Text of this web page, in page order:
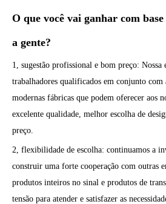
O que você vai ganhar com
a gente?
1, sugestão profissional e bom preço: Nossa
trabalhadores qualificados em conjunto com
modernas fábricas que podem oferecer aos
excelente qualidade, melhor escolha de
preço.
2, flexibilidade de escolha: continuamos a
construir uma forte cooperação com outras
produtos inteiros no sinal e produtos de
tensão para atender e satisfazer as